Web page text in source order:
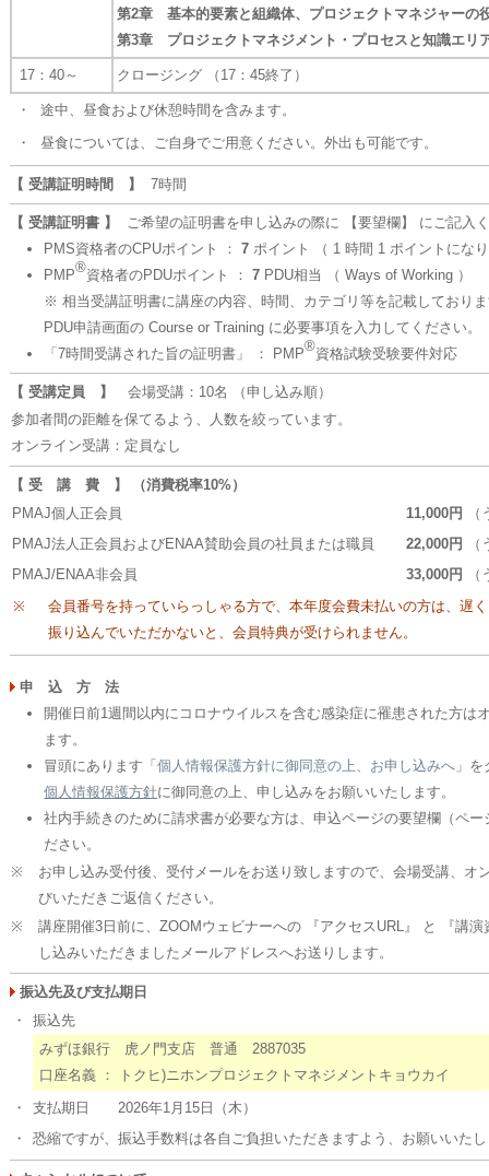
第2章 基本的要素と組織体、プロジェクトマネジャーの
第3章 プロジェクトマネジメント・プロセスと知識エリ
17：40～ クロージング （17：45終了）
・
途中、昼食および休憩時間を含みます。
・
昼食については、ご自身でご用意ください。外出も可能です。
【 受講証明時間 】 7時間
【 受講証明書 】
ご希望の証明書を申し込みの際に 【要望欄】 にご記入
PMS資格者のCPUポイント ：7 ポイント （ 1 時間 1 ポイントにな
PMP
®
資格者のPDUポイント ：7 PDU相当 （ Ways of Working ）
※ 相当受講証明書に講座の内容、時間、カテゴリ等を記載しており
PDU申請画面の Course or Training に必要事項を入力してください。
「7時間受講された旨の証明書」 ： PMP
®
資格試験受験要件対応
【 受講定員 】
会場受講：10名 （申し込み順）
参加者間の距離を保てるよう、人数を絞っています。
オンライン受講：定員なし
【 受 講 費 】 （消費税率10%）
PMAJ個人正会員
11,000円
（
PMAJ法人正会員およびENAA賛助会員の社員または職員
22,000円
（
PMAJ/ENAA非会員
33,000円
（
※
会員番号を持っていらっしゃる方で、本年度会費未払いの方は、遅
振り込んでいただかないと、会員特典が受けられません。
申 込 方 法
開催日前1週間以内にコロナウイルスを含む感染症に罹患された方は
ます。
冒頭にあります「個人情報保護方針に御同意の上、お申し込みへ 」
個人情報保護方針に御同意の上、申し込みをお願いいたします。
社内手続きのために請求書が必要な方は、申込ページの要望欄（ペ
ださい。
※
お申し込み受付後、受付メールをお送り致しますので、会場受講、オ
びいただきご返信ください。
※
講座開催3日前に、ZOOMウェビナーへの 『アクセスURL』 と 『講
し込みいただきましたメールアドレスへお送りします。
振込先及び支払期日
・
振込先
みずほ銀行 虎ノ門支店 普通 2887035
口座名義 ： トクヒ)ニホンプロジェクトマネジメントキョウカイ
・
支払期日 2026年1月15日（木）
・
恐縮ですが、振込手数料は各自ご負担いただきますよう、お願いいた